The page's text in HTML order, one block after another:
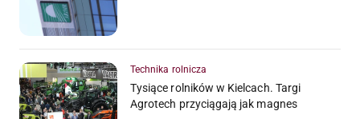
Technika rolnicza
Tysiące rolników w Kielcach. Targi
Agrotech przyciągają jak magnes